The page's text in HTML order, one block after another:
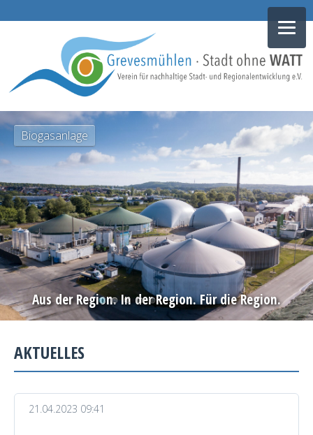
NAVIGATION
ÜBERSPRINGEN
Aus der Region. In der Region. Für die Region.
Biogasanlage
AKTUELLES
21.04.2023 09:41